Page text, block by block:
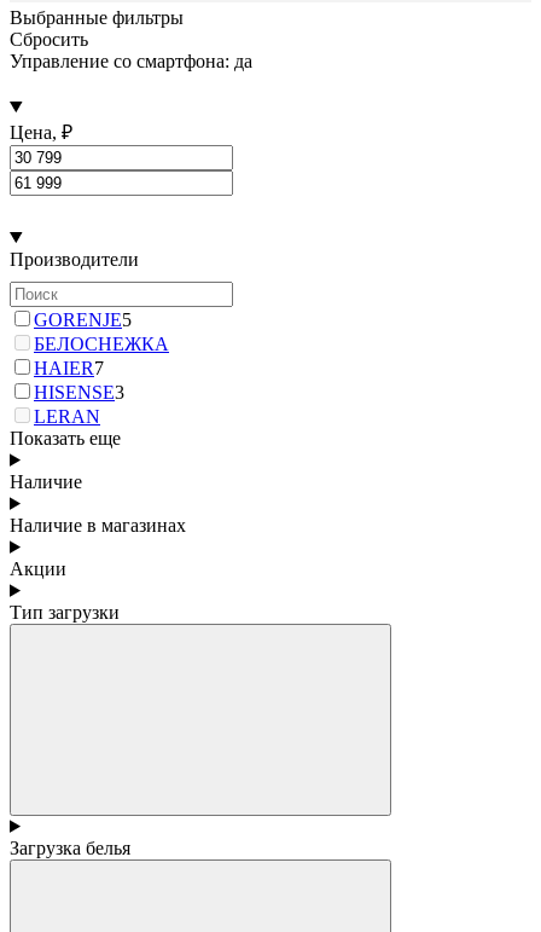
Выбранные фильтры
Сбросить
Управление со смартфона: да
Цена, ₽
Производители
GORENJE5
БЕЛОСНЕЖКА
HAIER7
HISENSE3
LERAN
Показать еще
Наличие
Наличие в магазинах
Акции
Тип загрузки
Загрузка белья